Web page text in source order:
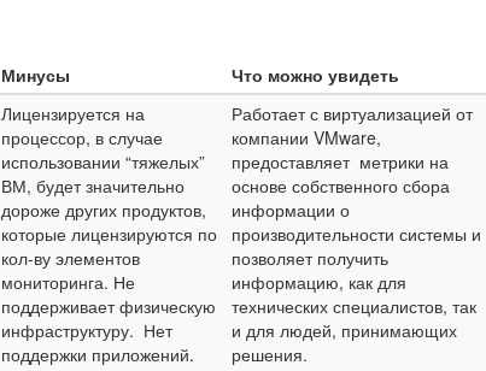
Минусы Что можно увидеть
Лицензируется на
процессор, в случае
использовании “тяжелых”
ВМ, будет значительно
дороже других продуктов,
которые лицензируются по
кол-ву элементов
мониторинга. Не
поддерживает физическую
инфраструктуру. Нет
поддержки приложений.
Работает с виртуализацией от
компании VMware,
предоставляет метрики на
основе собственного сбора
информации о
производительности системы и
позволяет получить
информацию, как для
технических специалистов, так
и для людей, принимающих
решения.